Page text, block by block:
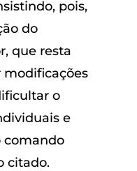
pois,
do
que resta
o
e
comando
citado.